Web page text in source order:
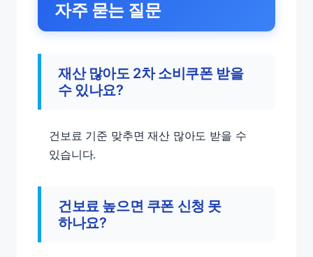
자주 묻는 질문
재산 많아도 2차 소비쿠폰 받을
수 있나요?
건보료 기준 맞추면 재산 많아도 받을 수
있습니다.
건보료 높으면 쿠폰 신청 못
하나요?